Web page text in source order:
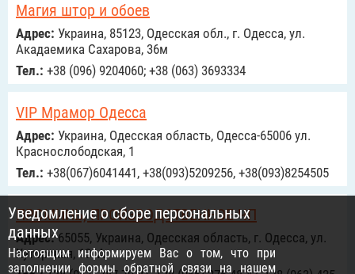
Магия штор и обоев
Адрес: Украина, 85123, Одесская обл., г. Одесса, ул.
Акадаемика Сахарова, 36м
Тел.: +38 (096) 9204060; +38 (063) 3693334
VIP Мрамор Одесса
Адрес: Украина, Одесская область, Одесса-65006 ул.
Краснослободская, 1
Тел.: +38(067)6041441, +38(093)5209256, +38(093)8254505
ПРОМИНЬ, ПРОИЗВОДСТВЕННОЕ ЧП
Адрес:65055, Украина, Одесская область, г. Одесса, ул.
Хуторская, 101А
Уведомление о сборе персональных
данных
Настоящим информируем Вас о том, что при
заполнении формы обратной связи на нашем